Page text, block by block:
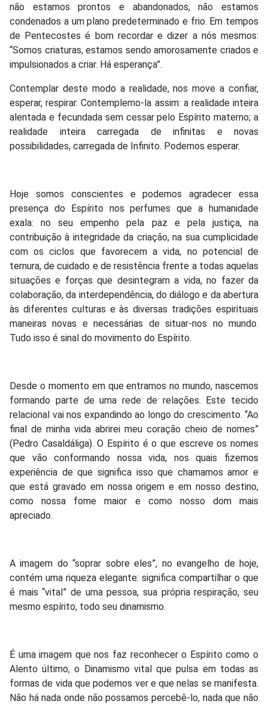
não estamos prontos e abandonados, não estamos
condenados a um plano predeterminado e frio. Em tempos
de Pentecostes é bom recordar e dizer a nós mesmos:
“Somos criaturas, estamos sendo amorosamente criados e
impulsionados a criar. Há esperança”.
Contemplar deste modo a realidade, nos move a confiar,
esperar, respirar. Contemplemo-la assim: a realidade inteira
alentada e fecundada sem cessar pelo Espírito materno; a
realidade inteira carregada de infinitas e novas
possibilidades, carregada de Infinito. Podemos esperar.
Hoje somos conscientes e podemos agradecer essa
presença do Espírito nos perfumes que a humanidade
exala: no seu empenho pela paz e pela justiça, na
contribuição à integridade da criação, na sua cumplicidade
com os ciclos que favorecem a vida, no potencial de
ternura, de cuidado e de resistência frente a todas aquelas
situações e forças que desintegram a vida, no fazer da
colaboração, da interdependência, do diálogo e da abertura
às diferentes culturas e às diversas tradições espirituais
maneiras novas e necessárias de situar-nos no mundo.
Tudo isso é sinal do movimento do Espírito.
Desde o momento em que entramos no mundo, nascemos
formando parte de uma rede de relações. Este tecido
relacional vai nos expandindo ao longo do crescimento. “Ao
final de minha vida abrirei meu coração cheio de nomes”
(Pedro Casaldáliga). O Espírito é o que escreve os nomes
que vão conformando nossa vida, nos quais fizemos
experiência de que significa isso que chamamos amor e
que está gravado em nossa origem e em nosso destino,
como nossa fome maior e como nosso dom mais
apreciado.
A imagem do “soprar sobre eles”, no evangelho de hoje,
contém uma riqueza elegante: significa compartilhar o que
é mais “vital” de uma pessoa, sua própria respiração, seu
mesmo espírito, todo seu dinamismo.
É uma imagem que nos faz reconhecer o Espírito como o
Alento último, o Dinamismo vital que pulsa em todas as
formas de vida que podemos ver e que nelas se manifesta.
Não há nada onde não possamos percebê-lo, nada que não